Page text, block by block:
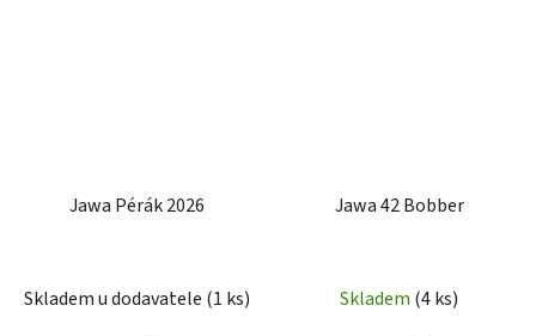
Jawa Pérák 2026
Skladem u dodavatele (1 ks)
Jawa 42 Bobber
Skladem (4 ks)